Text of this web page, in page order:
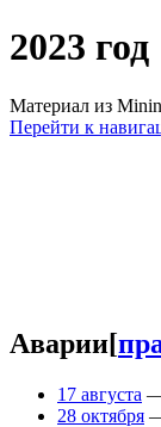
2023 год
Материал из
Перейти к
Аварии[
17 августа —
28 октября